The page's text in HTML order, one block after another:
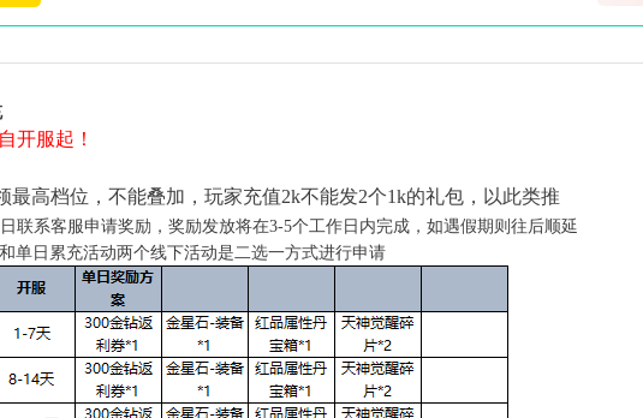
自开服起！
最高档位，不能叠加，玩家充值2k不能发2个1k的礼包，以此类推
联系客服申请奖励，奖励发放将在3-5个工作日内完成，如遇假期则往后顺延
单日累充活动两个线下活动是二选一方式进行申请